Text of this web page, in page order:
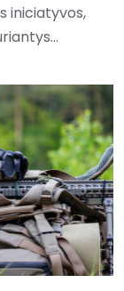
iniciatyvos,